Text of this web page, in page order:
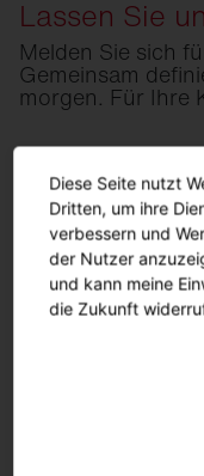
Lassen Sie
Melden Sie sich
Gemeinsam
morgen. Für Ihre
Wir
zu Ihren
Service
Diese Seite nutzt
Dritten, um ihre
verbessern und
der Nutzer
und kann meine
die Zukunft